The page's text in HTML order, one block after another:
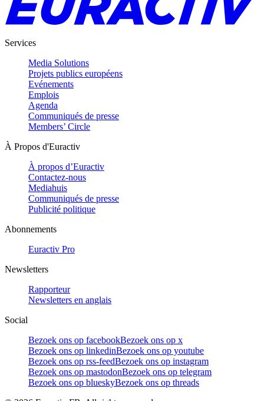
Services
Media Solutions
Projets publics européens
Evénements
Emplois
Agenda
Communiqués de presse
Members’ Circle
À Propos d'Euractiv
À propos d’Euractiv
Contactez-nous
Mediahuis
Communiqués de presse
Publicité politique
Abonnements
Euractiv Pro
Newsletters
Rapporteur
Newsletters en anglais
Social
Bezoek ons op facebookBezoek ons op x
Bezoek ons op linkedinBezoek ons op youtube
Bezoek ons op rss-feedBezoek ons op instagram
Bezoek ons op mastodonBezoek ons op telegram
Bezoek ons op blueskyBezoek ons op threads